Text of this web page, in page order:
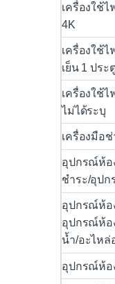
เครื่องใช้
4K
เครื่องใช้
เย็น 1 ประ
เครื่องใช้ไ
ไม่ได้ระบุ
เครื่องมือ
อุปกรณ์ห้อ
ชำระ/อุป
อุปกรณ์ห้อ
อุปกรณ์ห้อ
น้ำ/อะไห
อุปกรณ์ห้อ